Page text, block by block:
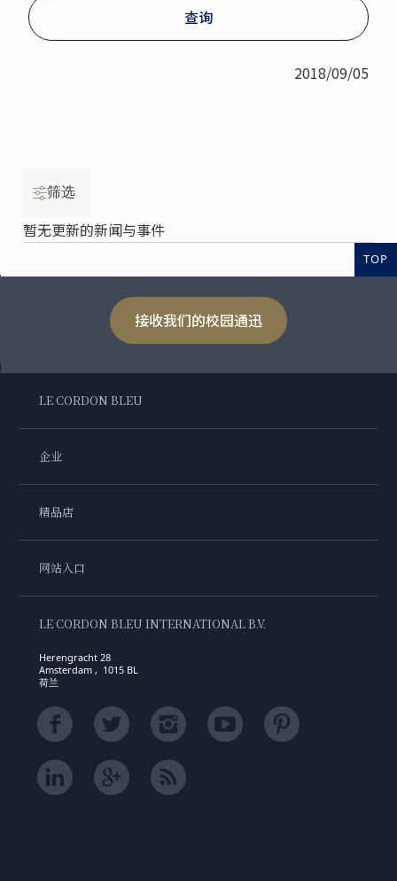
查询
2018/09/05
筛选
暂无更新的新闻与事件
TOP
接收我们的校园通迅
LE CORDON BLEU
企业
精品店
网站入口
LE CORDON BLEU INTERNATIONAL B.V.
Herengracht 28
Amsterdam , 1015 BL
荷兰